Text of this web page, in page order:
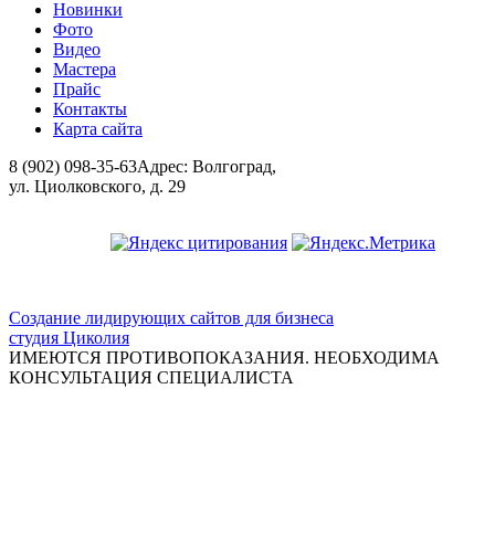
Новинки
Фото
Видео
Мастера
Прайс
Контакты
Карта сайта
8 (902) 098-35-63Адрес: Волгоград,
ул. Циолковского, д. 29
Создание лидирующих сайтов для бизнеса
студия Циколия
ИМЕЮТСЯ ПРОТИВОПОКАЗАНИЯ. НЕОБХОДИМА
КОНСУЛЬТАЦИЯ СПЕЦИАЛИСТА